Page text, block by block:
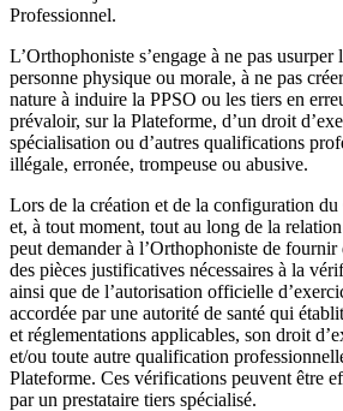
Professionnel.
L’Orthophoniste s’engage à ne pas usurper
personne physique ou morale, à ne pas
nature à induire la PPSO ou les tiers en
prévaloir, sur la Plateforme, d’un droit
spécialisation ou d’autres qualifications
illégale, erronée, trompeuse ou abusive.
Lors de la création et de la configuration
et, à tout moment, tout au long de la
peut demander à l’Orthophoniste de
des pièces justificatives nécessaires à la
ainsi que de l’autorisation officielle
accordée par une autorité de santé qui
et réglementations applicables, son droit
et/ou toute autre qualification
Plateforme. Ces vérifications peuvent être
par un prestataire tiers spécialisé.